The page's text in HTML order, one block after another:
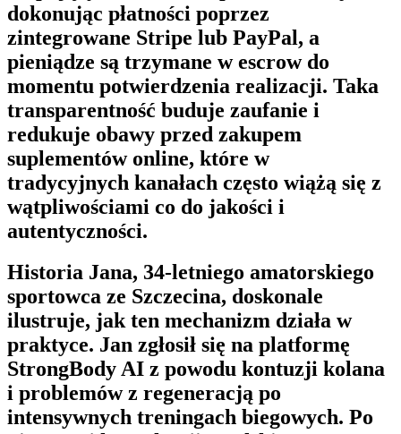
dokonując płatności poprzez
zintegrowane Stripe lub PayPal, a
pieniądze są trzymane w escrow do
momentu potwierdzenia realizacji. Taka
transparentność buduje zaufanie i
redukuje obawy przed zakupem
suplementów online, które w
tradycyjnych kanałach często wiążą się z
wątpliwościami co do jakości i
autentyczności.
Historia Jana, 34-letniego amatorskiego
sportowca ze Szczecina, doskonale
ilustruje, jak ten mechanizm działa w
praktyce. Jan zgłosił się na platformę
StrongBody AI z powodu kontuzji kolana
i problemów z regeneracją po
intensywnych treningach biegowych. Po